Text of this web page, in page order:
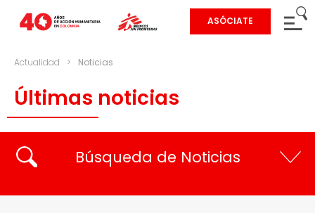
ASÓCIATE
Actualidad > Noticias
Últimas noticias
Búsqueda de Noticias